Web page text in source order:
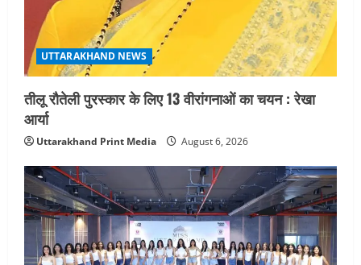
UTTARAKHAND NEWS
तीलू रौतेली पुरस्कार के लिए 13 वीरांगनाओं का चयन : रेखा
आर्या
Uttarakhand Print Media August 6, 2026